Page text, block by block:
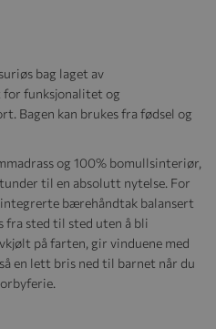
bag laget av
funksjonalitet og
Bagen kan brukes fra fødsel og
og 100% bomullsinteriør,
til en absolutt nytelse. For
bærehåndtak balansert
fra sted til sted uten å bli
på farten, gir vinduene med
en lett bris ned til barnet når du